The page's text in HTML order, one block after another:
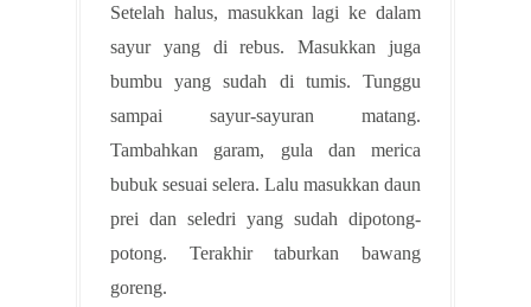
Setelah halus, masukkan lagi ke dalam
sayur yang di rebus. Masukkan juga
bumbu yang sudah di tumis. Tunggu
sampai sayur-sayuran matang.
Tambahkan garam, gula dan merica
bubuk sesuai selera. Lalu masukkan daun
prei dan seledri yang sudah dipotong-
potong. Terakhir taburkan bawang
goreng.